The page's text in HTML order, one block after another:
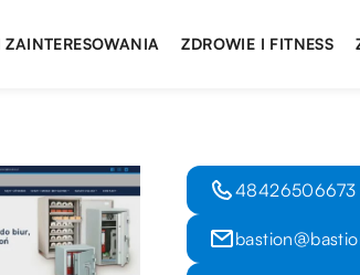
ZAINTERESOWANIA ZDROWIE I FITNESS
48426506673